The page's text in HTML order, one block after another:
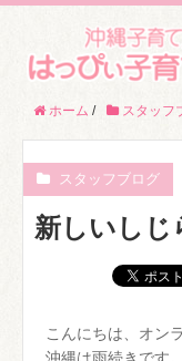
ホーム / スタッフ
スタッフブログ
新しいしじ
こんにちは、オン